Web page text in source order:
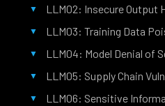
LLM02: Insecure Output
LLM03: Training Data
LLM04: Model Denial of
LLM05: Supply Chain
LLM06: Sensitive